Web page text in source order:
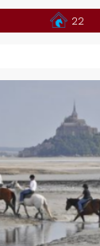
de
: Idéalement
[…]
22